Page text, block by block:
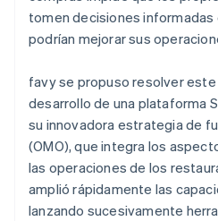
tomen decisiones informadas
podrían mejorar sus
favy se propuso resolver
desarrollo de una plataforma
su innovadora estrategia de
(OMO), que integra los
las operaciones de los
amplió rápidamente las
lanzando sucesivamente